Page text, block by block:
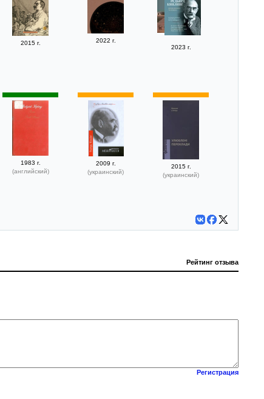
2015 г.
2022 г.
2023 г.
1983 г.
(английский)
2009 г.
(украинский)
2015 г.
(украинский)
Рейтинг отзыва
Регистрация